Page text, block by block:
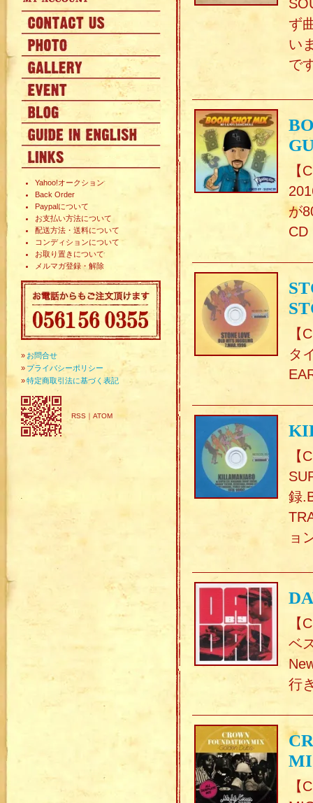
Yahoo!オークション
Back Order
Paypalについて
お支払い方法について
配送方法・送料について
コンディションについて
お取り置きについて
メルマガ登録・解除
» お問合せ
» プライバシーポリシー
»特定商取引法に基づく表記
RSS ｜ ATOM
ず
い
で
【
が
CD
【
タ
【
録
ョ
【
ベ
行
【